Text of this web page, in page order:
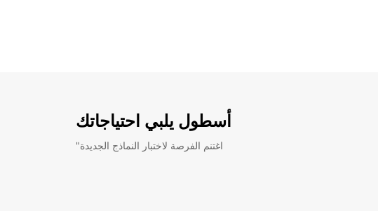
أسطول يلبي احتياجاتك
"اغتنم الفرصة لاختبار النماذج الجديدة